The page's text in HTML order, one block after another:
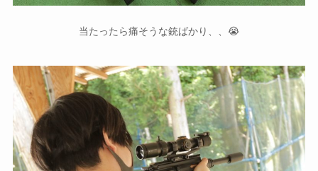
当たったら痛そうな銃ばかり、、😭